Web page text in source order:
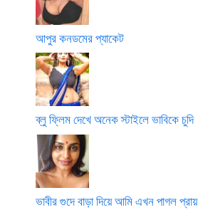
আপুর কনডমের প্যাকেট
ব্লু ফ্লিম দেখে অনেক স্টাইলে ভাবিকে চুদি
ভাবীর গুদে বাড়া দিয়ে আমি এখন পাগল প্রায়